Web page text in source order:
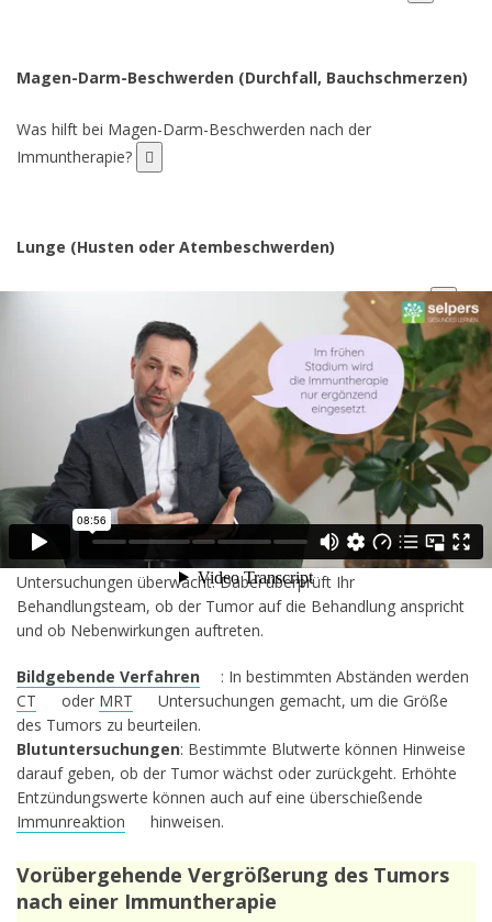
Magen-Darm-Beschwerden (Durchfall, Bauchschmerzen)
Was hilft bei Magen-Darm-Beschwerden nach der
Immuntherapie?
Lunge (Husten oder Atembeschwerden)
Was hilft bei Atembeschwerden nach der Immuntherapie?
Allgemein ist es wichtig, dass Sie alle Veränderungen frühzeitig
mit Ihrem Behandlungsteam besprechen. Viele Nebenwirkungen
lassen sich gut behandeln, wenn sie rechtzeitig erkannt werden.
Wie wird der Therapieerfolg einer
Immuntherapie überwacht?
Der Erfolg einer Immuntherapie wird durch regelmäßige
Untersuchungen überwacht. Dabei überprüft Ihr
Behandlungsteam, ob der Tumor auf die Behandlung anspricht
und ob Nebenwirkungen auftreten.
Bildgebende Verfahren
: In bestimmten Abständen werden
CT
oder MRT
Untersuchungen gemacht, um die Größe
des Tumors zu beurteilen.
Blutuntersuchungen: Bestimmte Blutwerte können Hinweise
darauf geben, ob der Tumor wächst oder zurückgeht. Erhöhte
Entzündungswerte können auch auf eine überschießende
Immunreaktion
hinweisen.
Vorübergehende Vergrößerung des Tumors
nach einer Immuntherapie